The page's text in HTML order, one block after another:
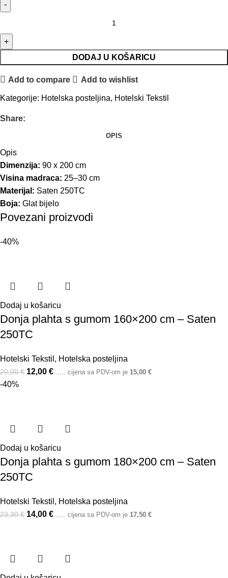
DODAJ U KOŠARICU
Add to compare Add to wishlist
Kategorije: Hotelska posteljina, Hotelski Tekstil
Share:
OPIS
Opis
Dimenzija: 90 x 200 cm
Visina madraca: 25–30 cm
Materijal: Saten 250TC
Boja: Glat bijelo
Povezani proizvodi
-40%
Dodaj u košaricu
Donja plahta s gumom 160×200 cm – Saten
250TC
Hotelski Tekstil , Hotelska posteljina
20,00€ 12,00 € ..... cijena sa PDV-om je 15,00 €
-40%
Dodaj u košaricu
Donja plahta s gumom 180×200 cm – Saten
250TC
Hotelski Tekstil , Hotelska posteljina
23,30€ 14,00 € ..... cijena sa PDV-om je 17,50 €